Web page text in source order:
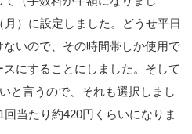
）に設定しました。どうせ平日
いので、その時間帯しか使用で
にすることにしました。そして
と言うので、それも選択しまし
当たり約420円くらいになりま